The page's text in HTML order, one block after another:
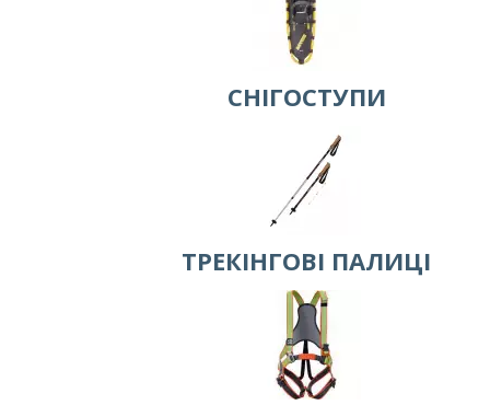
СНІГОСТУПИ
ТРЕКІНГОВІ ПАЛИЦІ